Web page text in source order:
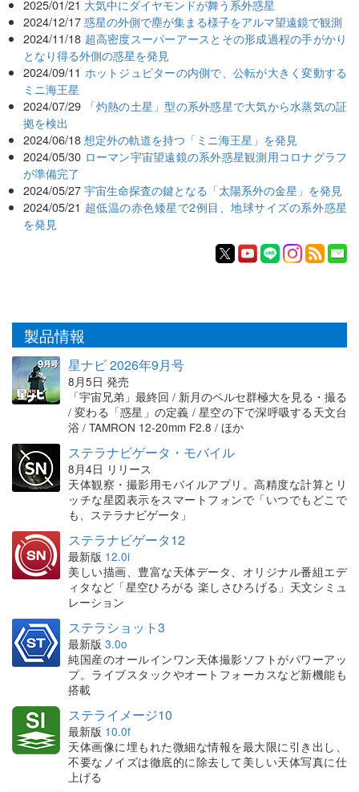
2025/01/21 大気中にダイヤモンドが舞う系外惑星
2024/12/17 惑星の外側で塵が集まる様子をアルマ望遠鏡で観測
2024/11/18 超高密度スーパーアースとその形成過程の手がかり
となり得る外側の惑星を発見
2024/09/11 ホットジュピターの内側で、公転が大きく変動する
ミニ海王星
2024/07/29
「灼熱の土星」型の系外惑星で大気から水蒸気の証
拠を検出
2024/06/18 想定外の軌道を持つ「ミニ海王星」を発見
2024/05/30 ローマン宇宙望遠鏡の系外惑星観測用コロナグラフ
が準備完了
2024/05/27 宇宙生命探査の鍵となる「太陽系外の金星」を発見
2024/05/21 超低温の赤色矮星で2例目、地球サイズの系外惑星
を発見
製品情報
星ナビ 2026年9月号
8月5日 発売
「宇宙兄弟」最終回 / 新月のペルセ群極大を見る・撮る
/ 変わる「惑星」の定義 / 星空の下で深呼吸する天文台
浴 / TAMRON 12-20mm F2.8 / ほか
ステラナビゲータ・モバイル
8月4日 リリース
天体観察・撮影用モバイルアプリ。高精度な計算とリ
ッチな星図表示をスマートフォンで「いつでもどこで
も、ステラナビゲータ」
ステラナビゲータ12
最新版 12.0i
美しい描画、豊富な天体データ、オリジナル番組エデ
ィタなど「星空ひろがる 楽しさひろげる」天文シミュ
レーション
ステラショット3
最新版 3.0o
純国産のオールインワン天体撮影ソフトがパワーアッ
プ。ライブスタックやオートフォーカスなど新機能も
搭載
ステライメージ10
最新版 10.0f
天体画像に埋もれた微細な情報を最大限に引き出し、
不要なノイズは徹底的に除去して美しい天体写真に仕
上げる